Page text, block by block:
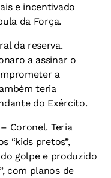
e incentivado
da Força.
da reserva.
a assinar o
a
teria
do Exército.
Coronel. Teria
“kids pretos”,
golpe e produzido
com planos de